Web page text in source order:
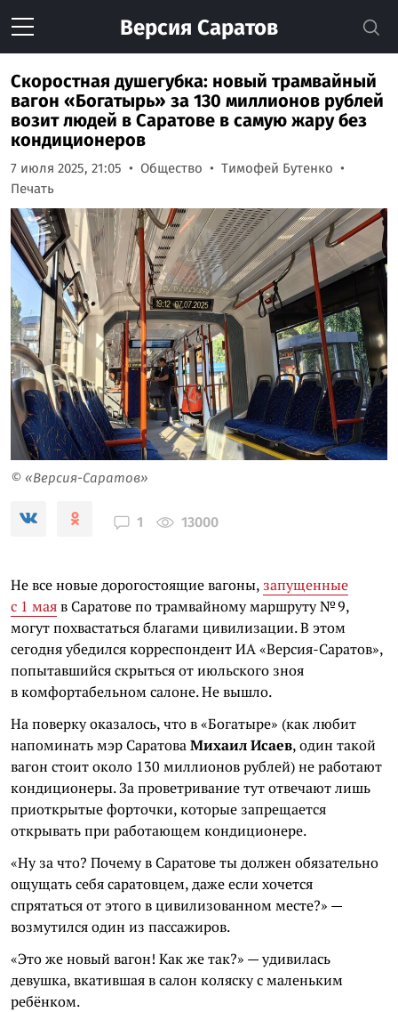
Версия Саратов
Скоростная душегубка: новый трамвайный
вагон «Богатырь» за 130 миллионов рублей
возит людей в Саратове в самую жару без
кондиционеров
7 июля 2025, 21:05 Общество
Тимофей Бутенко
Печать
© «Версия-Саратов»
1 13000
Не все новые дорогостоящие вагоны, запущенные
с 1 маяв Саратове по трамвайному маршруту № 9,
могут похвастаться благами цивилизации. В этом
сегодня убедился корреспондент ИА «Версия-Саратов»,
попытавшийся скрыться от июльского зноя
в комфортабельном салоне. Не вышло.
На поверку оказалось, что в «Богатыре» (как любит
напоминать мэр СаратоваМихаил Исаев, один такой
вагон стоит около 130 миллионов рублей) не работают
кондиционеры. За проветривание тут отвечают лишь
приоткрытые форточки, которые запрещается
открывать при работающем кондиционере.
«Ну за что? Почему в Саратове ты должен обязательно
ощущать себя саратовцем, даже если хочется
спрятаться от этого в цивилизованном месте?» —
возмутился один из пассажиров.
«Это же новый вагон! Как же так?» — удивилась
девушка, вкатившая в салон коляску с маленьким
ребёнком.